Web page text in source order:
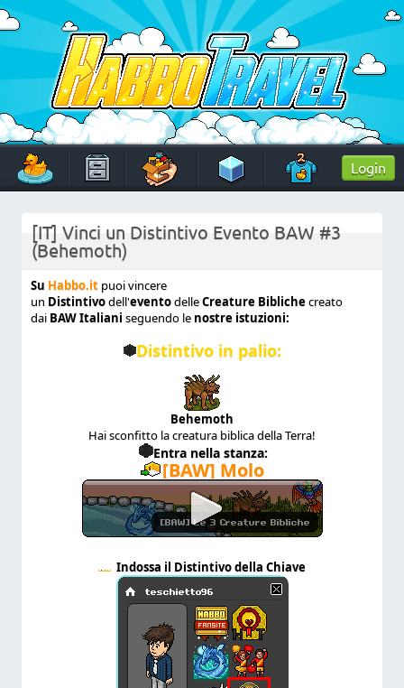
Skip
to
content
HabboTravel
Un viaggio di pixel!
Login
[IT] Vinci un Distintivo Evento BAW #3
(Behemoth)
Su Habbo.it puoi vincere
un Distintivodell'eventodelleCreature Biblichecreato
dai BAW Italiani seguendo le nostre istuzioni:
Distintivo in palio:
Behemoth
Hai sconfitto la creatura biblica della Terra!
Entra nella stanza:
[BAW] Molo
Indossa il Distintivo della Chiave